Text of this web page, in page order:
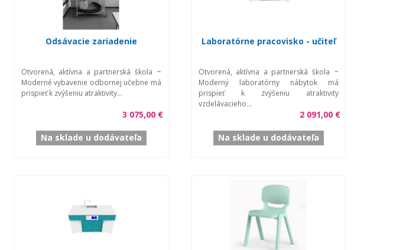
Odsávacie zariadenie
Otvorená, aktívna a partnerská škola ~
Moderné vybavenie odbornej učebne má
prispieť k zvýšeniu atraktivity...
3 075,00 €
Na sklade u dodávateľa
Laboratórne pracovisko - učiteľ
Otvorená, aktívna a partnerská škola ~
Moderný laboratórny nábytok má
prispieť k zvýšeniu atraktivity
vzdelávacieho...
2 091,00 €
Na sklade u dodávateľa